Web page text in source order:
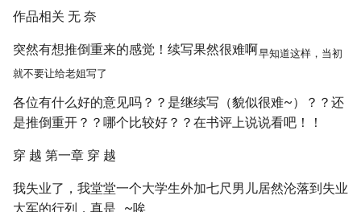
作品相关 无 奈
突然有想推倒重来的感觉！续写果然很难啊早知道这样，当初
就不要让给老姐写了
各位有什么好的意见吗？？是继续写（貌似很难~）？？还
是推倒重开？？哪个比较好？？在书评上说说看吧！！
穿 越 第一章 穿 越
我失业了，我堂堂一个大学生外加七尺男儿居然沦落到失业
大军的行列，真是
~唉